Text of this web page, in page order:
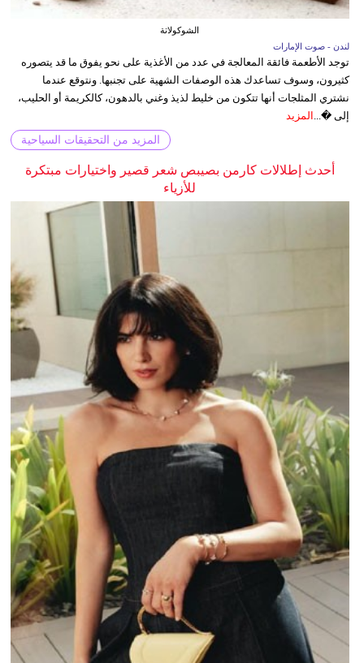
الشوكولاتة
لندن - صوت الإمارات
توجد الأطعمة فائقة المعالجة في عدد من الأغذية على نحو يفوق ما قد يتصوره
كثيرون، وسوف تساعدك هذه الوصفات الشهية على تجنبها. ونتوقع عندما
نشتري المثلجات أنها تتكون من خليط لذيذ وغني بالدهون، كالكريمة أو الحليب،
إلى �...
المزيد
المزيد من التحقيقات السياحية
أحدث إطلالات كارمن بصيبص شعر قصير واختيارات مبتكرة
للأزياء